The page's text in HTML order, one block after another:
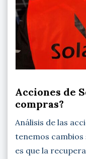
Acciones de
compras?
Análisis de las
tenemos cambios
es que la